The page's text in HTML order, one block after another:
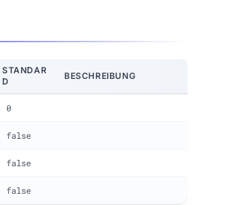
STANDAR
D
BESCHREIBUNG
0
false
false
false